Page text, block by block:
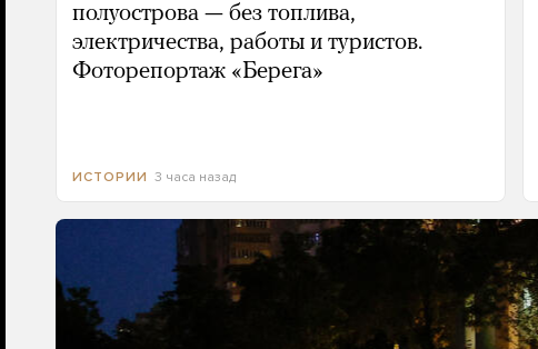
полуострова — без топлива,
электричества, работы и туристов.
Фоторепортаж «Берега»
ИСТОРИИ 3 часа назад